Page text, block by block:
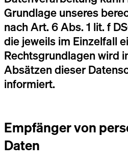
Grundlage unseres
nach Art. 6 Abs. 1 lit. f
die jeweils im Einzelfall
Rechtsgrundlagen wird
Absätzen dieser
informiert.
Empfänger von
Daten